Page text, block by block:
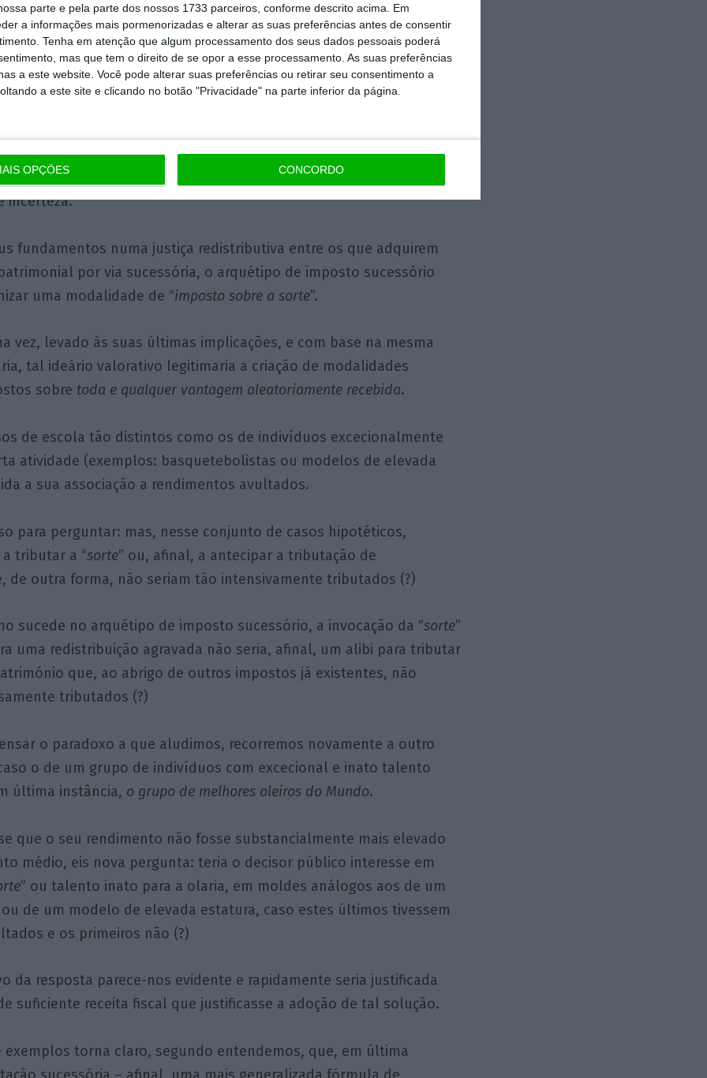
parte e pela parte dos nossos 1733 parceiros, conforme descrito acima. Em
a informações mais pormenorizadas e alterar as suas preferências antes de consentir
Tenha em atenção que algum processamento dos seus dados pessoais poderá
mas que tem o direito de se opor a esse processamento. As suas preferências
a este website. Você pode alterar suas preferências ou retirar seu consentimento a
a este site e clicando no botão "Privacidade" na parte inferior da página.
OPÇÕES CONCORDO
o leitor já se terá apercebido que a axiologia do imposto sucessório
afinidade com o mundo de Alfas e Betas, de que nos falava Aldous
Mundo Novo.
a que aludimos anteriormente afigura-se particularmente
aberta e democrática, que acolhe necessariamente as
incerteza.
fundamentos numa justiça redistributiva entre os que adquirem
por via sucessória, o arquétipo de imposto sucessório
uma modalidade de “imposto sobre a sorte”.
vez, levado às suas últimas implicações, e com base na mesma
tal ideário valorativo legitimaria a criação de modalidades
sobre toda e qualquer vantagem aleatoriamente recebida.
de escola tão distintos como os de indivíduos excecionalmente
atividade (exemplos: basquetebolistas ou modelos de elevada
a sua associação a rendimentos avultados.
para perguntar: mas, nesse conjunto de casos hipotéticos,
tributar a “sorte” ou, afinal, a antecipar a tributação de
de outra forma, não seriam tão intensivamente tributados (?)
sucede no arquétipo de imposto sucessório, a invocação da “sorte”
uma redistribuição agravada não seria, afinal, um alibi para tributar
que, ao abrigo de outros impostos já existentes, não
tributados (?)
o paradoxo a que aludimos, recorremos novamente a outro
o de um grupo de indivíduos com excecional e inato talento
última instância, o grupo de melhores oleiros do Mundo.
que o seu rendimento não fosse substancialmente mais elevado
médio, eis nova pergunta: teria o decisor público interesse em
” ou talento inato para a olaria, em moldes análogos aos de um
de um modelo de elevada estatura, caso estes últimos tivessem
e os primeiros não (?)
da resposta parece-nos evidente e rapidamente seria justificada
suficiente receita fiscal que justificasse a adoção de tal solução.
exemplos torna claro, segundo entendemos, que, em última